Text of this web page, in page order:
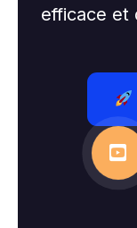
efficace et